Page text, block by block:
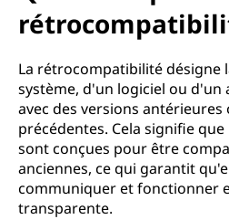
La rétrocompatibilité désigne
système, d'un logiciel ou
avec des versions
précédentes. Cela signifie
sont conçues pour être
anciennes, ce qui garantit
communiquer et fonctionner
transparente.